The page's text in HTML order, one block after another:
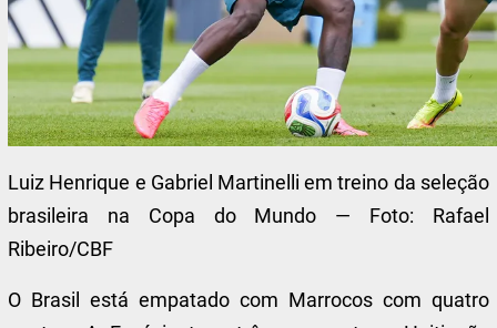
Luiz Henrique e Gabriel Martinelli em treino da seleção
brasileira na Copa do Mundo — Foto: Rafael
Ribeiro/CBF
O Brasil está empatado com Marrocos com quatro